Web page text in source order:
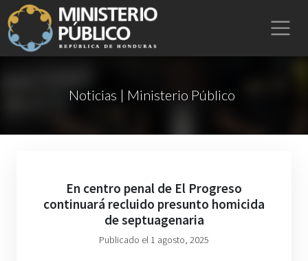
Noticias | Ministerio Público
En centro penal de El Progreso
continuará recluido presunto homicida
de septuagenaria
Publicado el 1 agosto, 2025